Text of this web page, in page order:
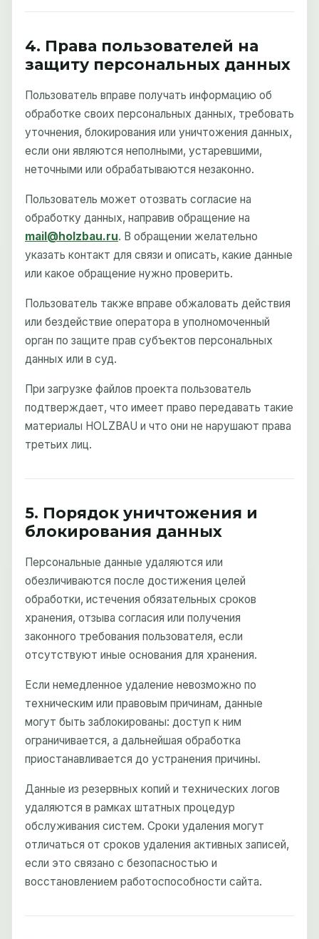
4. Права пользователей на
защиту персональных данных
Пользователь вправе получать информацию об
обработке своих персональных данных, требовать
уточнения, блокирования или уничтожения данных,
если они являются неполными, устаревшими,
неточными или обрабатываются незаконно.
Пользователь может отозвать согласие на
обработку данных, направив обращение на
mail@holzbau.ru. В обращении желательно
указать контакт для связи и описать, какие данные
или какое обращение нужно проверить.
Пользователь также вправе обжаловать действия
или бездействие оператора в уполномоченный
орган по защите прав субъектов персональных
данных или в суд.
При загрузке файлов проекта пользователь
подтверждает, что имеет право передавать такие
материалы HOLZBAU и что они не нарушают права
третьих лиц.
5. Порядок уничтожения и
блокирования данных
Персональные данные удаляются или
обезличиваются после достижения целей
обработки, истечения обязательных сроков
хранения, отзыва согласия или получения
законного требования пользователя, если
отсутствуют иные основания для хранения.
Если немедленное удаление невозможно по
техническим или правовым причинам, данные
могут быть заблокированы: доступ к ним
ограничивается, а дальнейшая обработка
приостанавливается до устранения причины.
Данные из резервных копий и технических логов
удаляются в рамках штатных процедур
обслуживания систем. Сроки удаления могут
отличаться от сроков удаления активных записей,
если это связано с безопасностью и
восстановлением работоспособности сайта.